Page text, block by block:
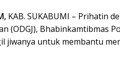
KAB. SUKABUMI – Prihatin
(ODGJ), Bhabinkamtibmas
jiwanya untuk membantu